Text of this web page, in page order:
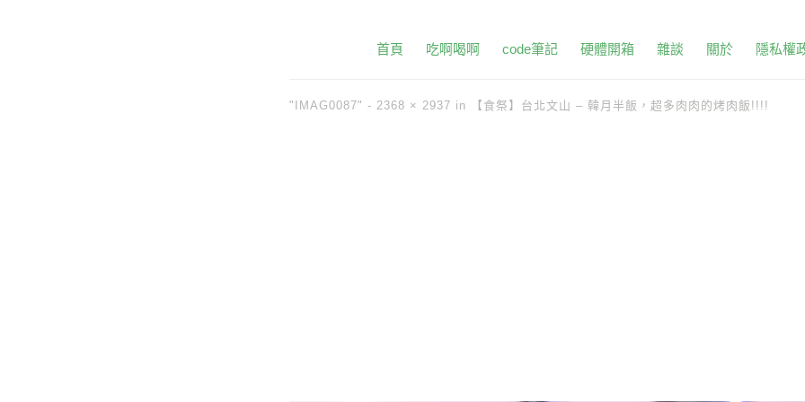
首頁 吃啊喝啊 code筆記 硬體開箱 雜談 關於 隱私權
"IMAG0087" - 2368 × 2937 in 【食祭】台北文山 – 韓月半飯，超多肉肉的烤肉飯!!!!